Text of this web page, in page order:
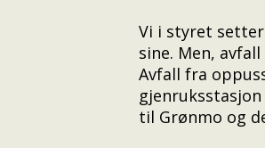
Vi i styret
sine. Men,
Avfall fra
til Grønmo og